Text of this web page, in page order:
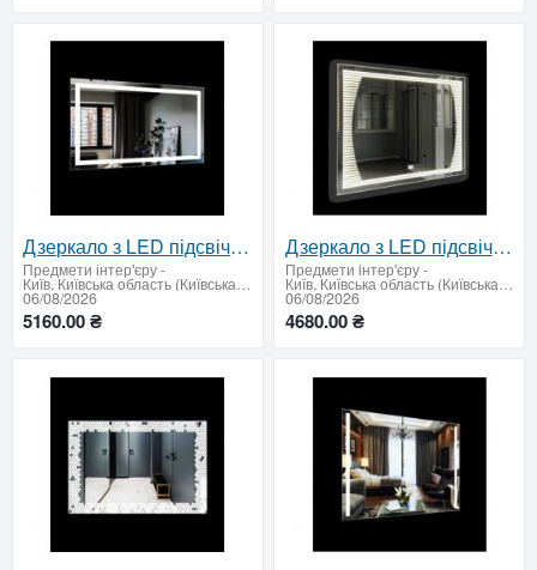
Дзеркало з LED підсвічуванням та сенсорним вимикачем700 х 1200 мм.
Предмети інтер'єру-
Київ, Київська область (Київська область - продати купити)
06/08/2026
5160.00 ₴
Дзеркало з LED підсвічуванням та сенсорным вимикачем 700 x 900 мм.
Предмети інтер'єру-
Київ, Київська область (Київська область - продати купити)
06/08/2026
4680.00 ₴